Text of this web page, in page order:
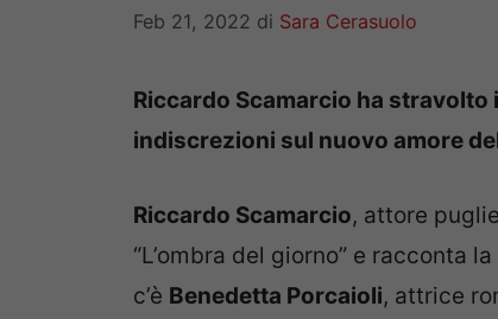
Feb 21, 2022 di Sara Cerasuolo
Riccardo Scamarcio ha
indiscrezioni sul nuovo amore
Riccardo Scamarcio, attore
“L’ombra del giorno” e racconta
c’è Benedetta Porcaioli, attrice